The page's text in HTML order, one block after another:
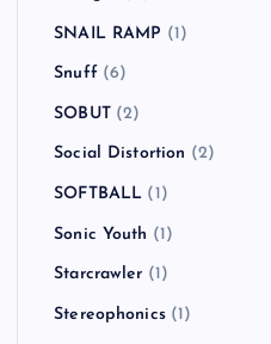
SNAIL RAMP (1)
Snuff (6)
SOBUT(2)
Social Distortion (2)
SOFTBALL (1)
Sonic Youth (1)
Starcrawler (1)
Stereophonics(1)